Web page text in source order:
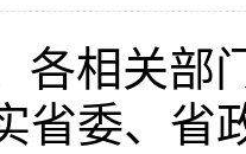
各相关部
委、省